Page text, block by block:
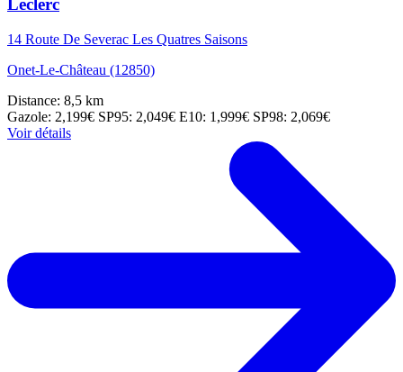
Leclerc
14 Route De Severac Les Quatres Saisons
Onet-Le-Château (12850)
Distance: 8,5 km
Gazole: 2,199€ SP95: 2,049€ E10: 1,999€ SP98: 2,069€
Voir détails